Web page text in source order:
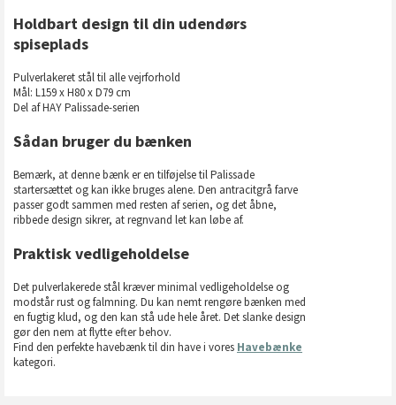
Holdbart design til din udendørs
spiseplads
Pulverlakeret stål til alle vejrforhold
Mål: L159 x H80 x D79 cm
Del af HAY Palissade-serien
Sådan bruger du bænken
Bemærk, at denne bænk er en tilføjelse til Palissade
startersættet og kan ikke bruges alene. Den antracitgrå farve
passer godt sammen med resten af serien, og det åbne,
ribbede design sikrer, at regnvand let kan løbe af.
Praktisk vedligeholdelse
Det pulverlakerede stål kræver minimal vedligeholdelse og
modstår rust og falmning. Du kan nemt rengøre bænken med
en fugtig klud, og den kan stå ude hele året. Det slanke design
gør den nem at flytte efter behov.
Find den perfekte havebænk til din have i vores Havebænke
kategori.